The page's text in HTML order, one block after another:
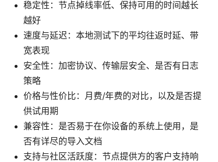
稳定性：节点掉线率低、保持可用的时间越长
越好
速度与延迟：本地测试下的平均往返时延、带
宽表现
安全性：加密协议、传输层安全、是否有日志
策略
价格与性价比：月费/年费的对比，以及是否提
供试用期
兼容性：是否易于在你设备的系统上使用，是
否有详尽的导入文档
支持与社区活跃度：节点提供方的客户支持响